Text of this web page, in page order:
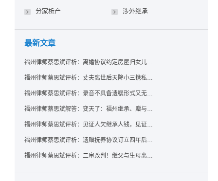
分家析产 涉外继承
最新文章
福州律师蔡思斌评析：离婚协议约定房屋归女儿所有，父亲去世后继母能否拒绝过户？
福州律师蔡思斌评析：丈夫离世后天降小三携私生子争遗产，法院正义判决保住原配80%份额！
福州律师蔡思斌评析：录音不具备遗嘱形式又无法证明赠与意愿——法院：按法定继承处理
福州律师蔡思斌解答：变天了：福州继承、赠与房产转让要收20%个税？福州国税官方回复来了！
福州律师蔡思斌评析：见证人欠继承人钱，见证遗嘱还有效吗？
福州律师蔡思斌评析：遗赠抚养协议订立四年后丧失民事行为能力，协议有效吗？
福州律师蔡思斌评析：二审改判！继父与生母离婚后，曾受其抚养的继子女是否仍享有继承权？